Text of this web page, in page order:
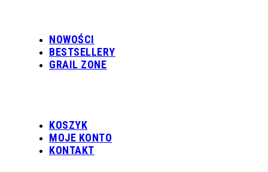
NOWOŚCI
BESTSELLERY
GRAIL ZONE
KOSZYK
MOJE KONTO
KONTAKT